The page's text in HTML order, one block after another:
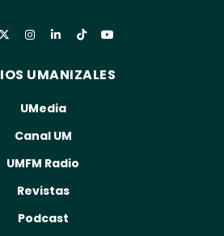
UMANIZALES
UMedia
Canal UM
UMFM Radio
Revistas
Podcast